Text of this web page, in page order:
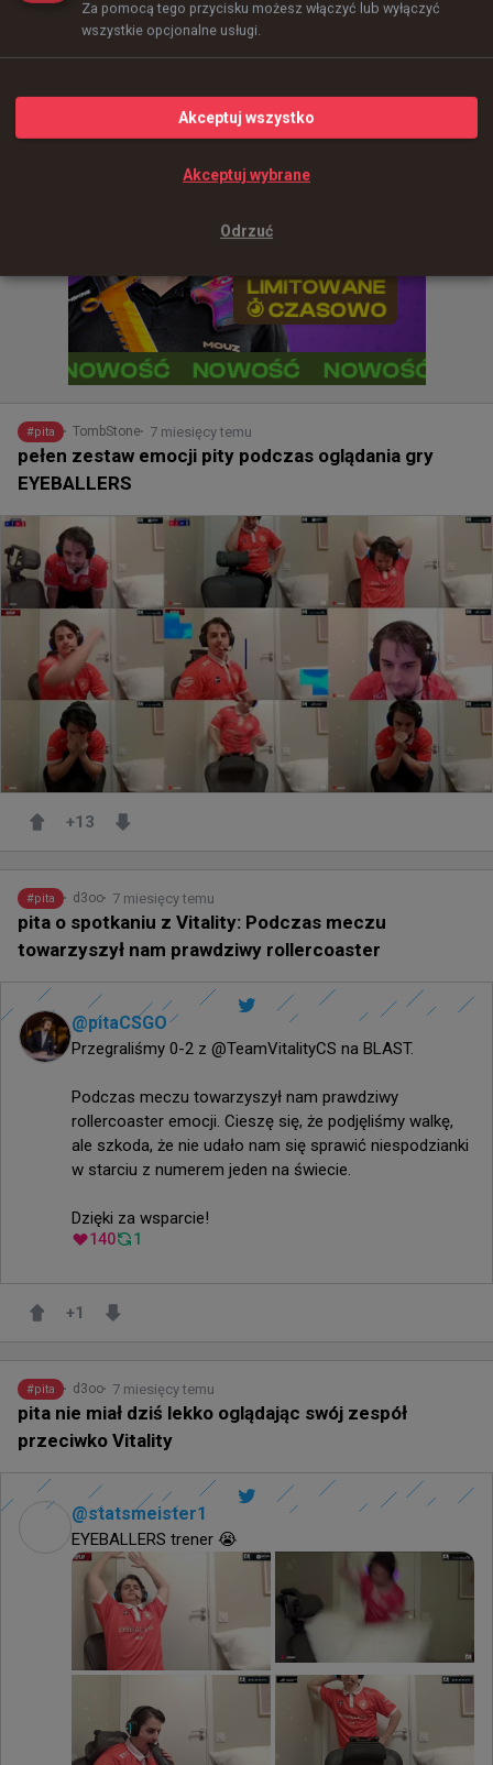
#pita TombStone 7 miesięcy temu
pełen zestaw emocji pity podczas oglądania gry
EYEBALLERS
+13
#pita d3oo 7 miesięcy temu
pita o spotkaniu z Vitality: Podczas meczu
towarzyszył nam prawdziwy rollercoaster
@pitaCSGO
Przegraliśmy 0-2 z @TeamVitalityCS na BLAST.
Podczas meczu towarzyszył nam prawdziwy
rollercoaster emocji. Cieszę się, że podjęliśmy walkę,
ale szkoda, że nie udało nam się sprawić niespodzianki
w starciu z numerem jeden na świecie.
Dzięki za wsparcie!
140 1
+1
#pita d3oo 7 miesięcy temu
pita nie miał dziś lekko oglądając swój zespół
przeciwko Vitality
@statsmeister1
EYEBALLERS trener 😭
Za pomocą tego przycisku możesz włączyć lub wyłączyć
wszystkie opcjonalne usługi.
Odrzuć
Akceptuj wybrane
Akceptuj wszystko